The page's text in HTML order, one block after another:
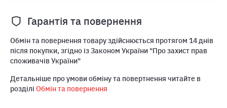
Гарантія та повернення
Обмін та повернення товару здійснюється протягом 14 днів
після покупки, згідно із Законом України "Про захист прав
споживачів України"
Детальніше про умови обміну та повертнення читайте в
розділі Обмін та повернення